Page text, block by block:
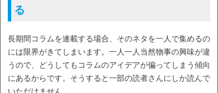
る
長期間コラムを連載する場合、そのネタを一人で集めるの
には限界がきてしまいます。一人一人当然物事の興味が違
うので、どうしてもコラムのアイデアが偏ってしまう傾向
にあるからです。そうすると一部の読者さんにしか読んで
いただけません。